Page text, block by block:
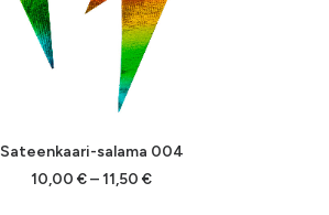
Sateenkaari-salama 004
10,00 €–11,50 €Hintaluokka: